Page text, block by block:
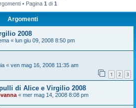
• Pagina 1 di 1
Argomenti
2008
« lun giu 09, 2008 8:50 pm
« ven mag 16, 2008 11:35 am
1 2 3
di Alice e Virgilio 2008
« mer mag 14, 2008 8:08 pm